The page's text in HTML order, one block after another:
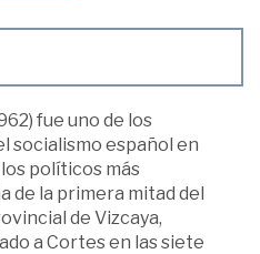
fue uno de los
socialismo español en
políticos más
de la primera mitad del
de Vizcaya,
a Cortes en las siete